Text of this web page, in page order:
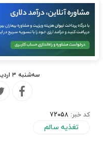
سه‌شنبه ۳ اردیبهشت ۱۳۹۲ - ۰۶:۰۷
کد خبر: 72058
تغذیه سالم